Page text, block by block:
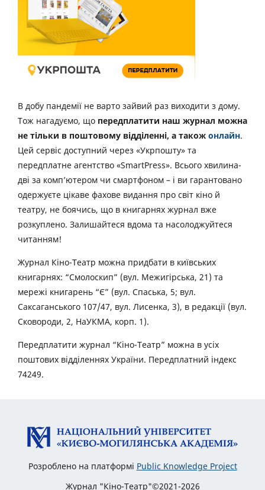
В добу пандемії не варто зайвий раз виходити з дому.
Тож нагадуємо, що передплатити наш журнал можна
не тільки в поштовому відділенні, а також онлайн.
Цей сервіс доступний через «Укрпошту» та
передплатне агентство «SmartPress». Всього хвилина-
дві за комп’ютером чи смартфоном – і ви гарантовано
одержуєте цікаве фахове видання про світ кіно й
театру, не боячись, що в книгарнях журнал вже
розкуплено. Залишайтеся вдома та насолоджуйтеся
читанням!
Журнал Кіно-Театр можна придбати в київських
книгарнях: “Смолоскип” (вул. Межигірська, 21) та
мережі книгарень “Є” (вул. Спаська, 5; вул.
Саксаганського 107/47, вул. Лисенка, 3), в редакції (вул.
Сковороди, 2, НаУКМА, корп. 1).
Передплатити журнал “Кіно-Театр” можна в усіх
поштових відділеннях України. Передплатний індекс
74249.
Розроблено на платформі Public Knowledge Project
Журнал "Кіно-Театр"©2021-2026